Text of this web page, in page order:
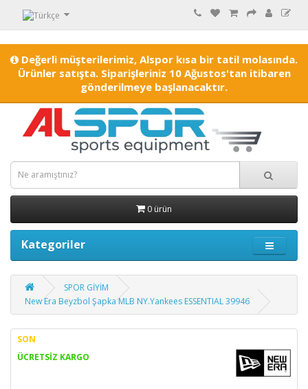
Değerli müşterilerimiz, Alspor kısa bir tatil molasında.
Ürünler satışta. Siparişleriniz 10 Ağustos'tan itibaren
gönderilmeye başlanacaktır.
0 ürün
Kategoriler
SPOR GİYİM
New Era Beyzbol Şapka MLB NY.Yankees ESSENTIAL 39946
SON
ÜCRETSİZ KARGO